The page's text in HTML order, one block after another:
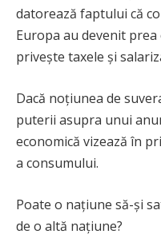
datorează faptului că
Europa au devenit prea
privește taxele și
Dacă noțiunea de
puterii asupra unui
economică vizează în
a consumului.
Poate o națiune să-și
de o altă națiune?